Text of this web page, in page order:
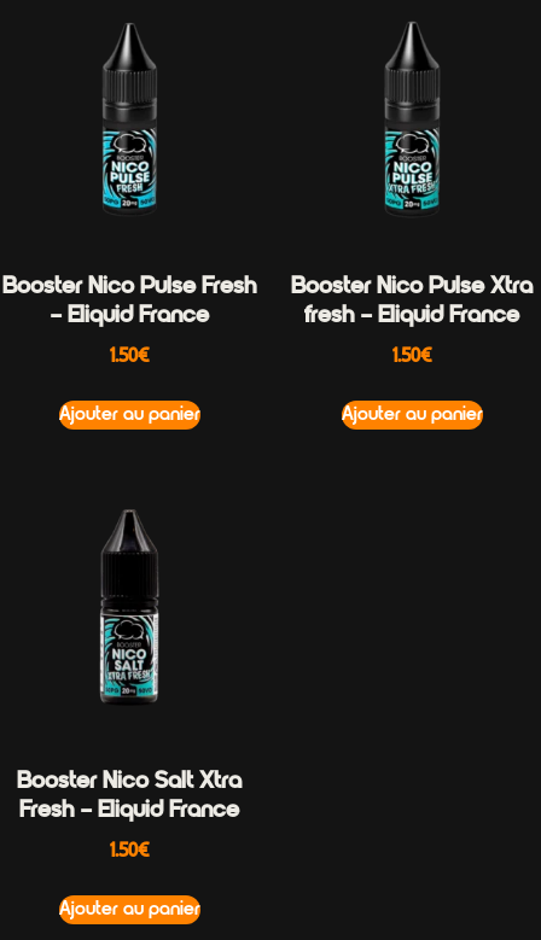
Booster Nico Pulse Fresh
– Eliquid France
1.50€
Ajouter au panier
Booster Nico Pulse Xtra
fresh – Eliquid France
1.50€
Ajouter au panier
Booster Nico Salt Xtra
Fresh – Eliquid France
1.50€
Ajouter au panier